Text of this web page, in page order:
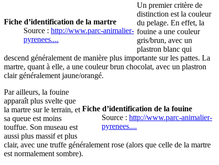
Fiche d’identification de la martre
Source : http://www.parc-animalier-
pyrenees....
Un premier critère de
distinction est la couleur
du pelage. En effet, la
fouine a une couleur
gris/brun, avec un
plastron blanc qui
descend généralement de manière plus importante sur les pattes. La
martre, quant à elle, a une couleur brun chocolat, avec un plastron
clair généralement jaune/orangé.
Fiche d’identification de la fouine
Source : http://www.parc-animalier-
pyrenees....
Par ailleurs, la fouine
apparaît plus svelte que
la martre sur le terrain, et
sa queue est moins
touffue. Son museau est
aussi plus massif et plus
clair, avec une truffe généralement rose (alors que celle de la martre
est normalement sombre).